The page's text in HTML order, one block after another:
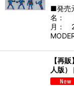
■発売
名：
月：
【再
人版）